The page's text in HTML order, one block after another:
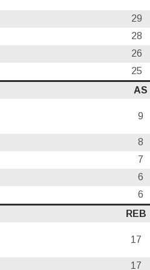
29
28
26
25
AS
9
8
7
6
6
REB
17
17